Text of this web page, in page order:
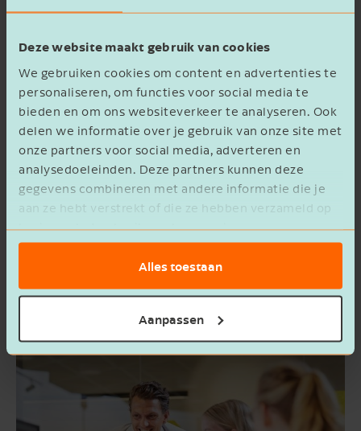
Deze website maakt gebruik van cookies
We gebruiken cookies om content en advertenties te
personaliseren, om functies voor social media te
bieden en om ons websiteverkeer te analyseren. Ook
delen we informatie over je gebruik van onze site met
onze partners voor social media, adverteren en
analysedoeleinden. Deze partners kunnen deze
gegevens combineren met andere informatie die je
aan ze hebt verstrekt of die ze hebben verzameld op
basis van het gebruik van hun services.
Alles toestaan
Aanpassen
dochtervennootschap(pen).
eenheid moeten gelijklopen, met een
uitzondering voor het jaar van oprichting van
een bv.
Bij alle bv’s van de fiscale eenheid dienen
dezelfde regels voor bepaling van de winst
van toepassing te zijn.
Op internationaal gebied gelden er
soms bijzondere bepalingen met betrekking tot